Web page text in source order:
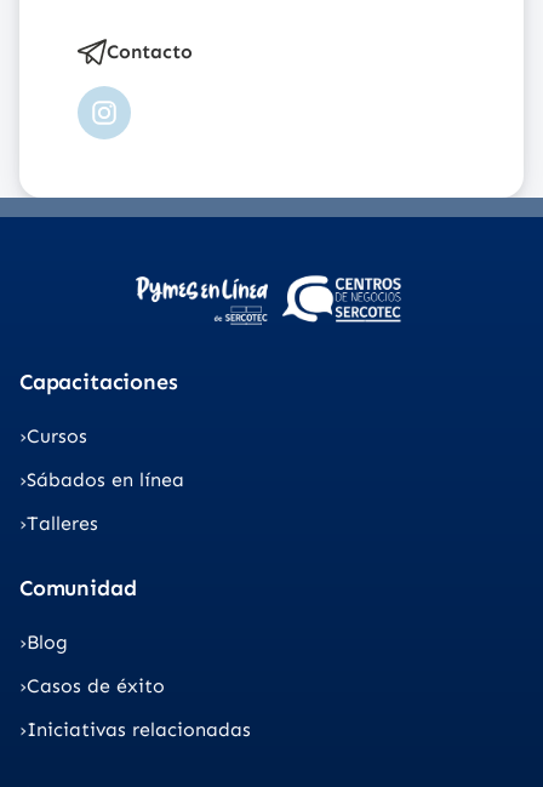
Contacto
Instagram
Capacitaciones
Cursos
Sábados en línea
Talleres
Comunidad
Blog
Casos de éxito
Iniciativas relacionadas